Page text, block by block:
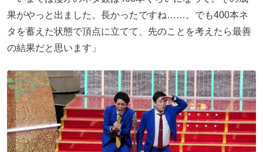
果がやっと出ました。長かったですね……。でも400本ネ
タを蓄えた状態で頂点に立てて、先のことを考えたら最善
の結果だと思います」